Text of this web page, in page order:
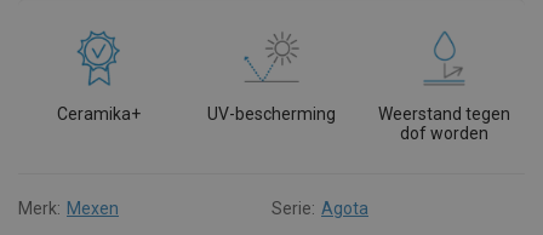
Ceramika+ UV-bescherming
Weerstand tegen
dof worden
Merk: Mexen Serie: Agota